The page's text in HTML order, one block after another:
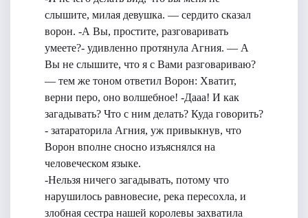
слышите, милая девушка. — сердито сказал
ворон. -А Вы, простите, разговаривать
умеете?- удивленно протянула Агния. — А
Вы не слышите, что я с Вами разговариваю?
— тем же тоном ответил Ворон: Хватит,
верни перо, оно волшебное! -Дааа! И как
загадывать? Что с ним делать? Куда говорить?
- затараторила Агния, уж привыкнув, что
Ворон вполне сносно изъяснялся на
человеческом языке.
-Нельзя ничего загадывать, потому что
нарушилось равновесие, река пересохла, и
злобная сестра нашей королевы захватила